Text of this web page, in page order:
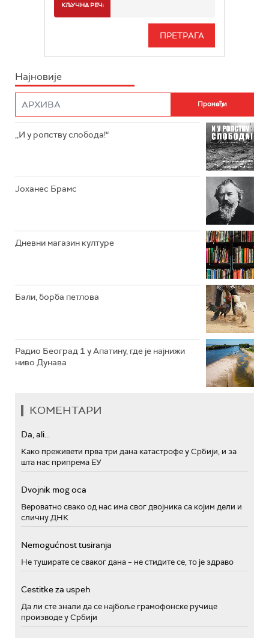
РАДИО БЕОГРАД 3
РАДИО РОКЕНРОЛЕР
РАДИО ЏЕЗЕР
ИНФО
КЉУЧНА РЕЧ:
Најновије
,,И у ропству слобода!“
Јоханес Брамс
Дневни магазин културе
Бали, борба петлова
Радио Београд 1 у Апатину, где је најнижи
ниво Дунава
КОМЕНТАРИ
Da, ali...
Како преживети прва три дана катастрофе у Србији, и за
шта нас припрема ЕУ
Dvojnik mog oca
Вероватно свако од нас има свог двојника са којим дели и
сличну ДНК
Nemogućnost tusiranja
Не туширате се сваког дана – не стидите се, то је здраво
Cestitke za uspeh
Да ли сте знали да се најбоље грамофонске ручице
производе у Србији